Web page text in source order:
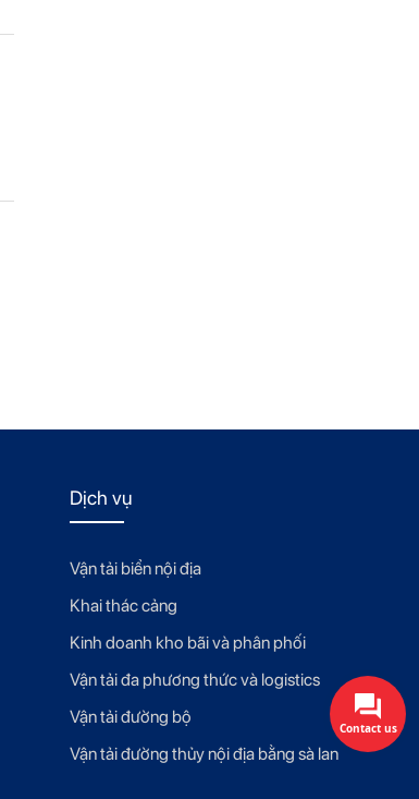
Dịch vụ
Vận tải biển nội địa
Khai thác cảng
Kinh doanh kho bãi và phân phối
Vận tải đa phương thức và logistics
Vận tải đường bộ
Vận tải đường thủy nội địa bằng sà lan
Contact us